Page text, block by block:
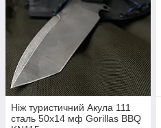
Ніж туристичний Акула 111
сталь 50х14 мф Gorillas BBQ